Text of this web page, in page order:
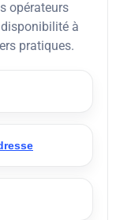
opérateurs
pratiques.